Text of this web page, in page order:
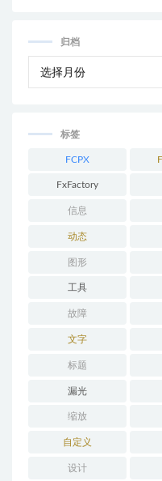
归档
标签
FCPX
FxFactory
信息
动态
图形
工具
故障
文字
标题
漏光
缩放
自定义
设计